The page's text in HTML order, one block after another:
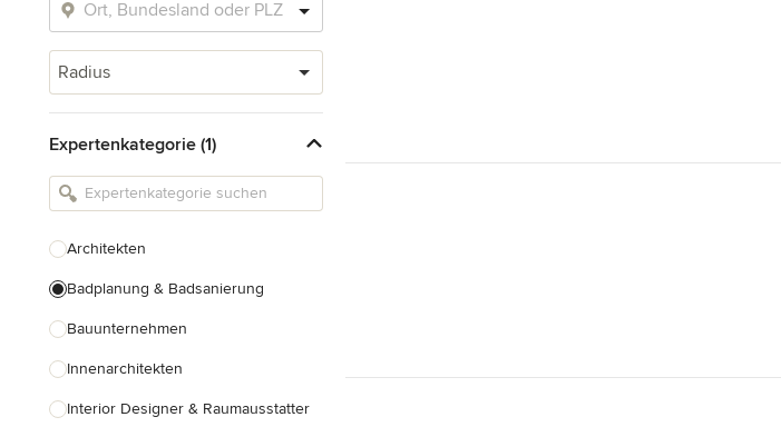
Radius
Expertenkategorie (1)
Architekten
Badplanung & Badsanierung
Bauunternehmen
Innenarchitekten
Interior Designer & Raumausstatter